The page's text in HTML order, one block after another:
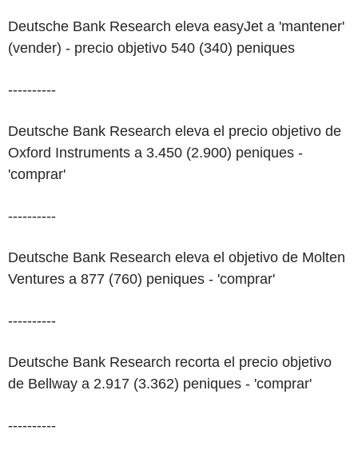
Deutsche Bank Research eleva easyJet a 'mantener'
(vender) - precio objetivo 540 (340) peniques
----------
Deutsche Bank Research eleva el precio objetivo de
Oxford Instruments a 3.450 (2.900) peniques -
'comprar'
----------
Deutsche Bank Research eleva el objetivo de Molten
Ventures a 877 (760) peniques - 'comprar'
----------
Deutsche Bank Research recorta el precio objetivo
de Bellway a 2.917 (3.362) peniques - 'comprar'
----------